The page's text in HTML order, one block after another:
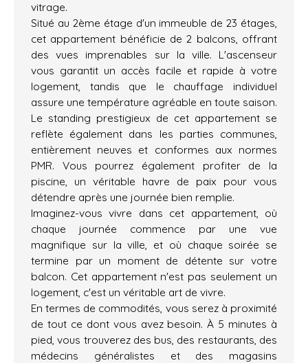
vitrage.
Situé au 2ème étage d'un immeuble de 23 étages,
cet appartement bénéficie de 2 balcons, offrant
des vues imprenables sur la ville. L'ascenseur
vous garantit un accès facile et rapide à votre
logement, tandis que le chauffage individuel
assure une température agréable en toute saison.
Le standing prestigieux de cet appartement se
reflète également dans les parties communes,
entièrement neuves et conformes aux normes
PMR. Vous pourrez également profiter de la
piscine, un véritable havre de paix pour vous
détendre après une journée bien remplie.
Imaginez-vous vivre dans cet appartement, où
chaque journée commence par une vue
magnifique sur la ville, et où chaque soirée se
termine par un moment de détente sur votre
balcon. Cet appartement n'est pas seulement un
logement, c'est un véritable art de vivre.
En termes de commodités, vous serez à proximité
de tout ce dont vous avez besoin. À 5 minutes à
pied, vous trouverez des bus, des restaurants, des
médecins généralistes et des magasins